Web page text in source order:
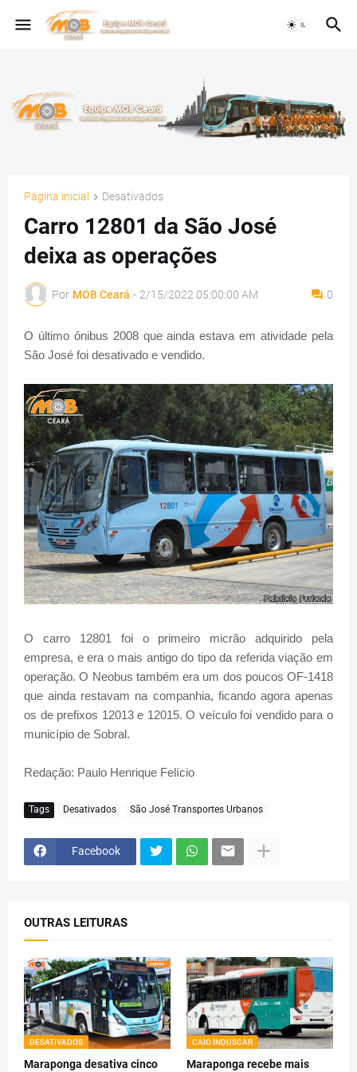
Página inicial Desativados
Carro 12801 da São José
deixa as operações
Por MOB Ceará - 2/15/2022 05:00:00 AM 0
O último ônibus 2008 que ainda estava em atividade pela
São José foi desativado e vendido.
O carro 12801 foi o primeiro micrão adquirido pela
empresa, e era o mais antigo do tipo da referida viação em
operação. O Neobus também era um dos poucos OF-1418
que ainda restavam na companhia, ficando agora apenas
os de prefixos 12013 e 12015. O veículo foi vendido para o
município de Sobral.
Redação: Paulo Henrique Felício
Tags Desativados São José Transportes Urbanos
Facebook
OUTRAS LEITURAS
DESATIVADOS
Maraponga desativa cinco
CAIO INDUSCAR
Maraponga recebe mais